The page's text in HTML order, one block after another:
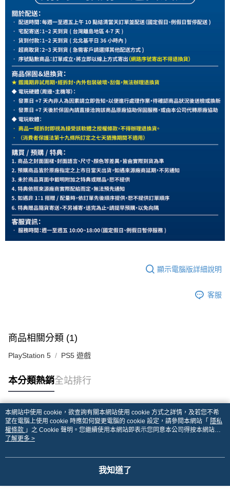
顯示電腦版詳細說明
客服
商品相關分類 (1)
PlayStation 5 PS5 遊戲
本分類熱銷全站排行
熱門標籤
本網站中使用 cookie，欲查詢有關本網站使用 cookie 方式之詳情，及若您不希
望在電腦上使用 cookie 時應如何變更電腦的 cookie 設定，請參閱本網站「 隱私
權條款 」之 Cookie 聲明。您繼續使用本網站即表示您同意本公司得按本網站使
用條款之 Cookie 聲明使用 cookie。
了解更多 >
我知道了